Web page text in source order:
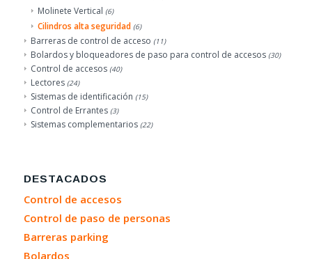
Molinete Vertical (6)
Cilindros alta seguridad (6)
Barreras de control de acceso (11)
Bolardos y bloqueadores de paso para control de accesos (30)
Control de accesos (40)
Lectores (24)
Sistemas de identificación (15)
Control de Errantes (3)
Sistemas complementarios (22)
DESTACADOS
Control de accesos
Control de paso de personas
Barreras parking
Bolardos